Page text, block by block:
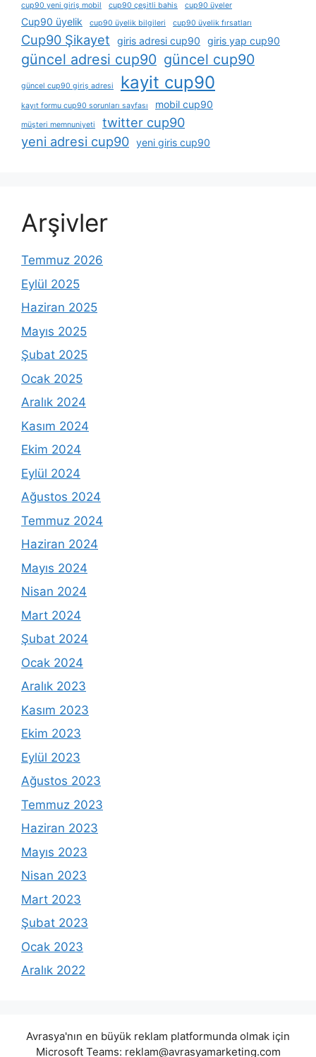
cup90 yeni giriş mobil cup90 çeşitli bahis cup90 üyeler
Cup90 üyelik cup90 üyelik bilgileri cup90 üyelik fırsatları
Cup90 Şikayet giris adresi cup90 giris yap cup90
güncel adresi cup90 güncel cup90
güncel cup90 giriş adresi kayit cup90
kayıt formu cup90 sorunları sayfası mobil cup90
müşteri memnuniyeti
twitter cup90
yeni adresi cup90 yeni giris cup90
Arşivler
Temmuz 2026
Eylül 2025
Haziran 2025
Mayıs 2025
Şubat 2025
Ocak 2025
Aralık 2024
Kasım 2024
Ekim 2024
Eylül 2024
Ağustos 2024
Temmuz 2024
Haziran 2024
Mayıs 2024
Nisan 2024
Mart 2024
Şubat 2024
Ocak 2024
Aralık 2023
Kasım 2023
Ekim 2023
Eylül 2023
Ağustos 2023
Temmuz 2023
Haziran 2023
Mayıs 2023
Nisan 2023
Mart 2023
Şubat 2023
Ocak 2023
Aralık 2022
Avrasya'nın en büyük reklam platformunda olmak için
Microsoft Teams: reklam@avrasyamarketing.com